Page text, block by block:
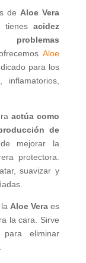
de Aloe Vera
tienesacidez
problemas
Aloe
para los
inflamatorios,
actúa como
de
mejorar la
protectora.
suavizar y
, la Aloe Vera es
la cara. Sirve
para eliminar